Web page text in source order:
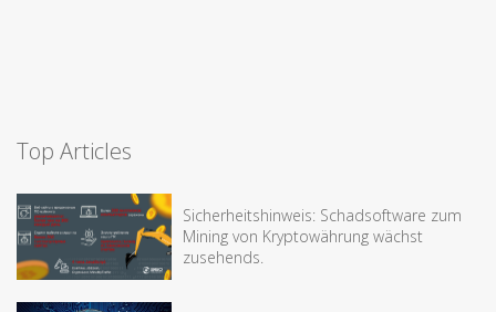
Top Articles
Sicherheitshinweis: Schadsoftware zum
Mining von Kryptowährung wächst
zusehends.